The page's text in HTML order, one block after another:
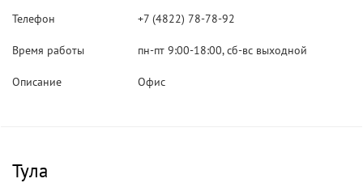
Телефон +7 (4822) 78-78-92
Время работы пн-пт 9:00-18:00, сб-вс выходной
Описание Офис
Тула